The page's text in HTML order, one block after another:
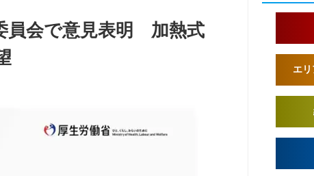
員会で意見表明 加熱式
エ